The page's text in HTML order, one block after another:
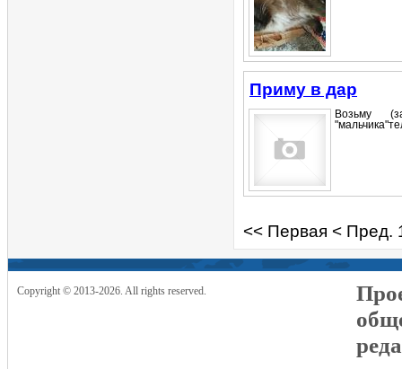
Приму в дар
Возьму
<< Первая < Пред.
Copyright © 2013-2026. All rights reserved.